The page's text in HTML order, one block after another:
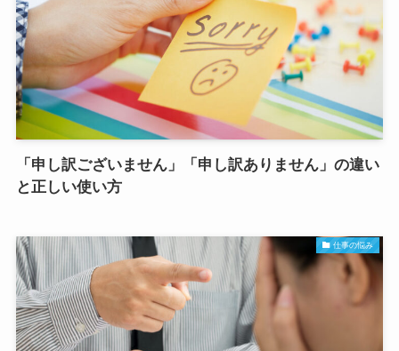
「申し訳ございません」「申し訳ありません」の違い
と正しい使い方
仕事の悩み